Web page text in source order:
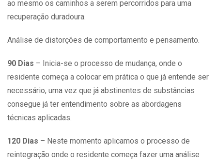
ao mesmo os caminhos a serem percorridos para uma
recuperação duradoura.
Análise de distorções de comportamento e pensamento.
90 Dias – Inicia-se o processo de mudança, onde o
residente começa a colocar em prática o que já entende ser
necessário, uma vez que já abstinentes de substâncias
consegue já ter entendimento sobre as abordagens
técnicas aplicadas.
120 Dias – Neste momento aplicamos o processo de
reintegração onde o residente começa fazer uma análise